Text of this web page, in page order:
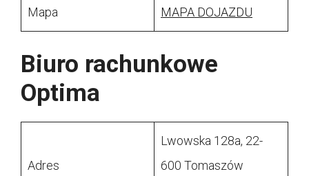
Mapa MAPA DOJAZDU
Biuro rachunkowe
Optima
Adres
Lwowska 128a, 22-
600 Tomaszów